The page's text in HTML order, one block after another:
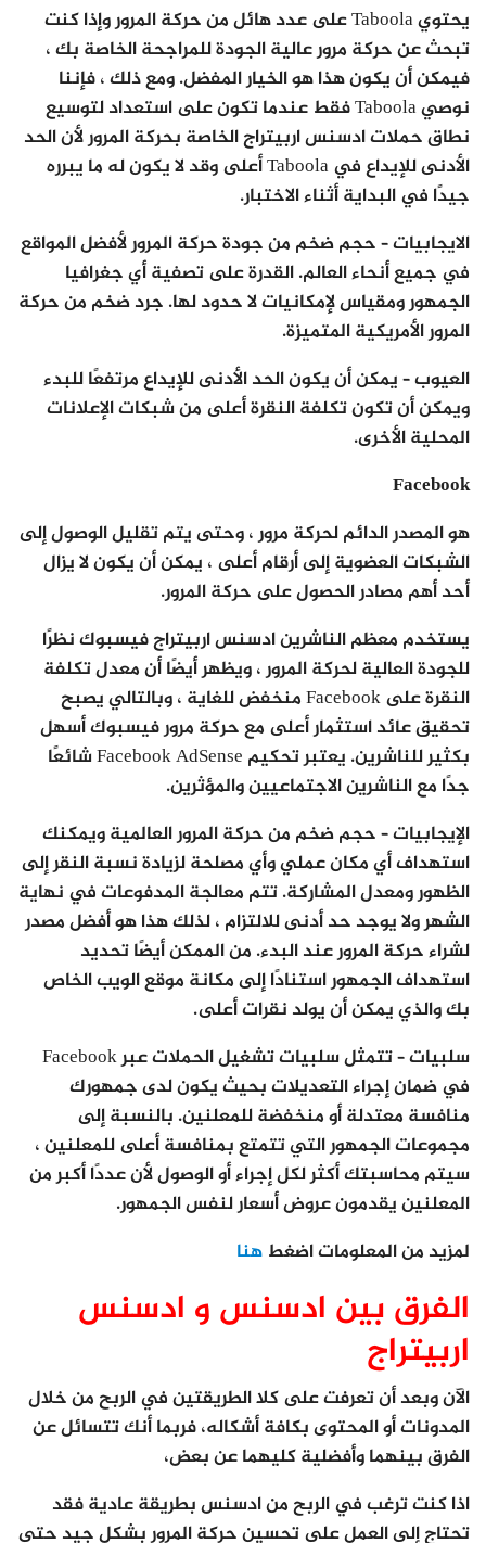
يحتوي Taboola على عدد هائل من حركة المرور وإذا كنت
تبحث عن حركة مرور عالية الجودة للمراجحة الخاصة بك ،
فيمكن أن يكون هذا هو الخيار المفضل. ومع ذلك ، فإننا
نوصي Taboola فقط عندما تكون على استعداد لتوسيع
نطاق حملات ادسنس اربيتراج الخاصة بحركة المرور لأن الحد
الأدنى للإيداع في Taboola أعلى وقد لا يكون له ما يبرره
جيدًا في البداية أثناء الاختبار.
الايجابيات – حجم ضخم من جودة حركة المرور لأفضل المواقع
في جميع أنحاء العالم. القدرة على تصفية أي جغرافيا
الجمهور ومقياس لإمكانيات لا حدود لها. جرد ضخم من حركة
المرور الأمريكية المتميزة.
العيوب – يمكن أن يكون الحد الأدنى للإيداع مرتفعًا للبدء
ويمكن أن تكون تكلفة النقرة أعلى من شبكات الإعلانات
المحلية الأخرى.
Facebook
هو المصدر الدائم لحركة مرور ، وحتى يتم تقليل الوصول إلى
الشبكات العضوية إلى أرقام أعلى ، يمكن أن يكون لا يزال
أحد أهم مصادر الحصول على حركة المرور.
يستخدم معظم الناشرين ادسنس اربيتراج فيسبوك نظرًا
للجودة العالية لحركة المرور ، ويظهر أيضًا أن معدل تكلفة
النقرة على Facebook منخفض للغاية ، وبالتالي يصبح
تحقيق عائد استثمار أعلى مع حركة مرور فيسبوك أسهل
بكثير للناشرين. يعتبر تحكيم Facebook AdSense شائعًا
جدًا مع الناشرين الاجتماعيين والمؤثرين.
الإيجابيات – حجم ضخم من حركة المرور العالمية ويمكنك
استهداف أي مكان عملي وأي مصلحة لزيادة نسبة النقر إلى
الظهور ومعدل المشاركة. تتم معالجة المدفوعات في نهاية
الشهر ولا يوجد حد أدنى للالتزام ، لذلك هذا هو أفضل مصدر
لشراء حركة المرور عند البدء. من الممكن أيضًا تحديد
استهداف الجمهور استنادًا إلى مكانة موقع الويب الخاص
بك والذي يمكن أن يولد نقرات أعلى.
سلبيات – تتمثل سلبيات تشغيل الحملات عبر Facebook
في ضمان إجراء التعديلات بحيث يكون لدى جمهورك
منافسة معتدلة أو منخفضة للمعلنين. بالنسبة إلى
مجموعات الجمهور التي تتمتع بمنافسة أعلى للمعلنين ،
سيتم محاسبتك أكثر لكل إجراء أو الوصول لأن عددًا أكبر من
المعلنين يقدمون عروض أسعار لنفس الجمهور.
لمزيد من المعلومات اضغط هنا
الفرق بين ادسنس و ادسنس
اربيتراج
الآن وبعد أن تعرفت على كلا الطريقتين في الربح من خلال
المدونات أو المحتوى بكافة أشكاله، فربما أنك تتسائل عن
الفرق بينهما وأفضلية كليهما عن بعض،
اذا كنت ترغب في الربح من ادسنس بطريقة عادية فقد
تحتاج إلى العمل على تحسين حركة المرور بشكل جيد حتى